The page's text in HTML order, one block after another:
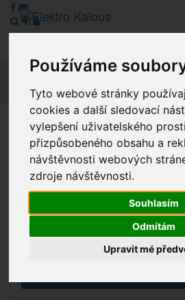
Používáme
Tyto webové stránky
cookies a další sledovací
vylepšení uživatelského
přizpůsobeného obsahu a
návštěvnosti webových
zdroje návštěvnosti.
Souhlasím
Odmítám
Upravit mé
Vážení zákazníci, v tuto chvíli je Náš
režimu Katalogu. Objednávky on-line
Děkujeme za pochopení.
Výprodej